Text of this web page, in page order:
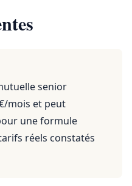
senior
mois et peut
une formule
réels constatés